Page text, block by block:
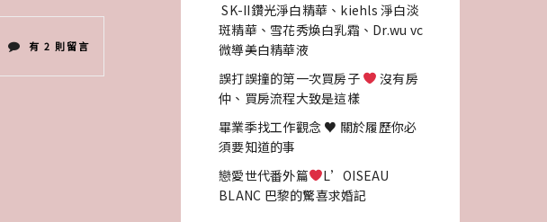
在
〈關
有 2 則留言
SK-II鑽光淨白精華、kiehls 淨白淡
斑精華、雪花秀煥白乳霜、Dr.wu vc
微導美白精華液
誤打誤撞的第一次買房子
沒有房
仲、買房流程大致是這樣
畢業季找工作觀念 ♥ 關於履歷你必
須要知道的事
戀愛世代番外篇
L’OISEAU
BLANC 巴黎的驚喜求婚記